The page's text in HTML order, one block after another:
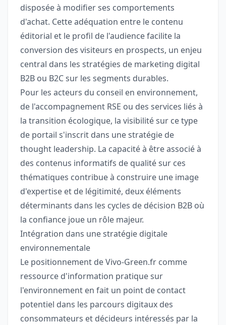
disposée à modifier ses comportements
d'achat. Cette adéquation entre le contenu
éditorial et le profil de l'audience facilite la
conversion des visiteurs en prospects, un enjeu
central dans les stratégies de marketing digital
B2B ou B2C sur les segments durables.
Pour les acteurs du conseil en environnement,
de l'accompagnement RSE ou des services liés à
la transition écologique, la visibilité sur ce type
de portail s'inscrit dans une stratégie de
thought leadership. La capacité à être associé à
des contenus informatifs de qualité sur ces
thématiques contribue à construire une image
d'expertise et de légitimité, deux éléments
déterminants dans les cycles de décision B2B où
la confiance joue un rôle majeur.
Intégration dans une stratégie digitale
environnementale
Le positionnement de Vivo-Green.fr comme
ressource d'information pratique sur
l'environnement en fait un point de contact
potentiel dans les parcours digitaux des
consommateurs et décideurs intéressés par la